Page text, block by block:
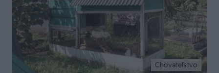
Chovateľstvo